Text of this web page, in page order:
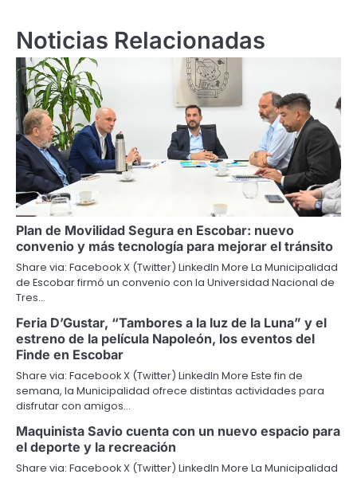
Noticias Relacionadas
Plan de Movilidad Segura en Escobar: nuevo
convenio y más tecnología para mejorar el tránsito
Share via: Facebook X (Twitter) LinkedIn More La Municipalidad
de Escobar firmó un convenio con la Universidad Nacional de
Tres…
Feria D’Gustar, “Tambores a la luz de la Luna” y el
estreno de la película Napoleón, los eventos del
Finde en Escobar
Share via: Facebook X (Twitter) LinkedIn More Este fin de
semana, la Municipalidad ofrece distintas actividades para
disfrutar con amigos…
Maquinista Savio cuenta con un nuevo espacio para
el deporte y la recreación
Share via: Facebook X (Twitter) LinkedIn More La Municipalidad